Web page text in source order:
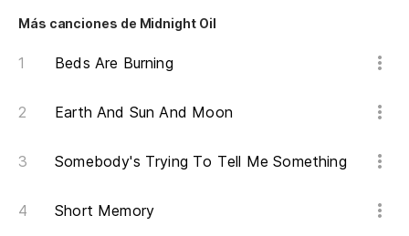
Más canciones de Midnight Oil
Beds Are Burning
Earth And Sun And Moon
Somebody's Trying To Tell Me Something
Short Memory